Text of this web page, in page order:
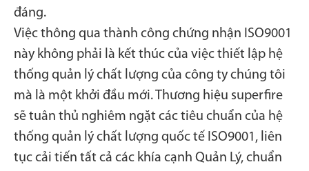
đáng.
Việc thông qua thành công chứng nhận ISO9001
này không phải là kết thúc của việc thiết lập hệ
thống quản lý chất lượng của công ty chúng tôi
mà là một khởi đầu mới. Thương hiệu superfire
sẽ tuân thủ nghiêm ngặt các tiêu chuẩn của hệ
thống quản lý chất lượng quốc tế ISO9001, liên
tục cải tiến tất cả các khía cạnh Quản Lý, chuẩn